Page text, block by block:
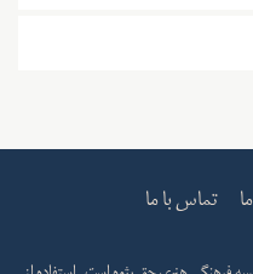
تماس با ما